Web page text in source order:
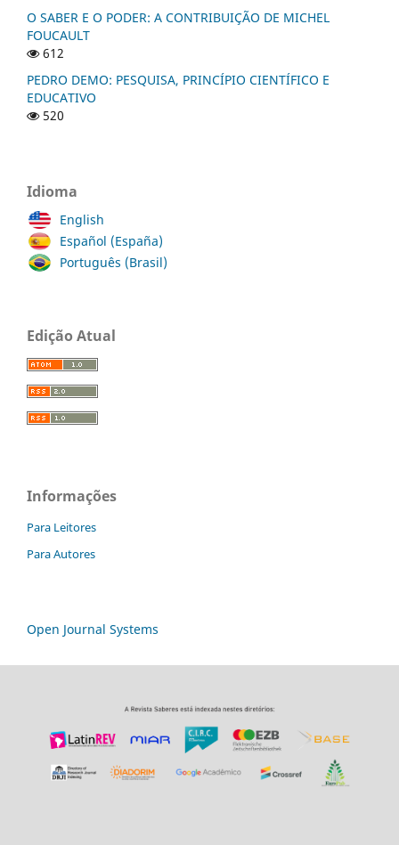
O SABER E O PODER: A CONTRIBUIÇÃO DE MICHEL
FOUCAULT
612
PEDRO DEMO: PESQUISA, PRINCÍPIO CIENTÍFICO E
EDUCATIVO
520
Idioma
English
Español (España)
Português (Brasil)
Edição Atual
Informações
Para Leitores
Para Autores
Open Journal Systems